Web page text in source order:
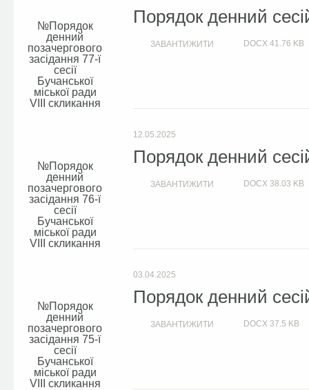
Порядок
денний
позачергового
засідання 77-ї
сесії
Бучанської
міської ради
VIIІ скликання
Порядок денний
ЗАВАНТИЖИТИ DOCX 41.76 KB
Порядок
денний
позачергового
засідання 76-ї
сесії
Бучанської
міської ради
VIIІ скликання
12.05.2025
Порядок денний
ЗАВАНТИЖИТИ DOCX 38.03 KB
Порядок
денний
позачергового
засідання 75-ї
сесії
Бучанської
міської ради
VIIІ скликання
03.04.2025
Порядок денний
ЗАВАНТИЖИТИ DOCX 37.5 KB